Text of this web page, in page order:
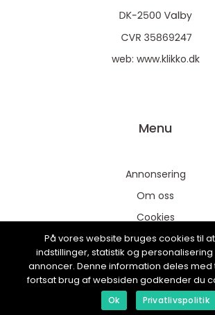
web: www.klikko.dk
Menu
Annonsering
Om oss
Cookies
Kontakta oss
Sitemap
På vores website bruges cookies til
indstillinger, statistik og
annoncer. Denne information deles
fortsat brug af websiden godkender du
Ok Privatlivspolitik